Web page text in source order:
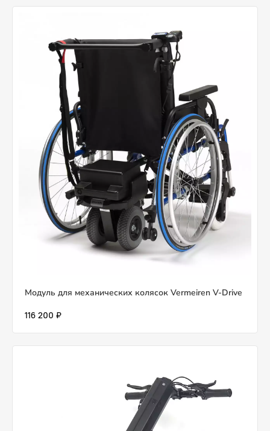
Модуль для механических колясок Vermeiren V-Drive
116 200 ₽